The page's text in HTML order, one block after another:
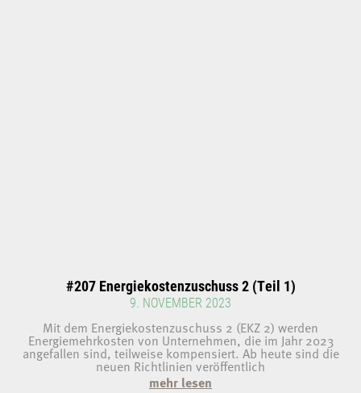
#207 Energiekostenzuschuss 2 (Teil 1)
9. NOVEMBER 2023
Mit dem Energiekostenzuschuss 2 (EKZ 2) werden
Energiemehrkosten von Unternehmen, die im Jahr 2023
angefallen sind, teilweise kompensiert. Ab heute sind die
neuen Richtlinien veröffentlich
mehr lesen